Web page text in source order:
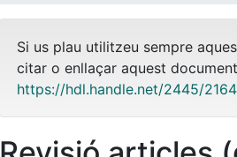
Si us plau utilitzeu sempre
citar o enllaçar aquest
https://hdl.handle.net/2445/